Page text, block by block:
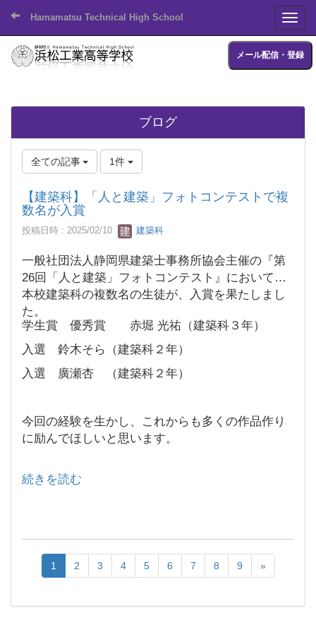
Hamamatsu Technical High School
メール配信・登録
ブログ
全ての記事 1件
【建築科】「人と建築」フォトコンテストで複
数名が入賞
投稿日時 : 2025/02/10 建築科
一般社団法人静岡県建築士事務所協会主催の『第
26回「人と建築」フォトコンテスト』において、
本校建築科の複数名の生徒が、入賞を果たしまし
た。
学生賞 優秀賞 赤堀 光祐（建築科３年）
入選 鈴木そら（建築科２年）
入選 廣瀬杏 （建築科２年）
今回の経験を生かし、これからも多くの作品作り
に励んでほしいと思います。
続きを読む
1 2 3 4 5 6 7 8 9 »